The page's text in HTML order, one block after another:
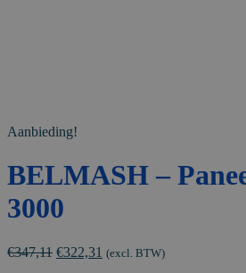
Aanbieding!
BELMASH –
3000
€347,11 Oorspronkelijke
€322,31 Huidige
(excl. BTW)